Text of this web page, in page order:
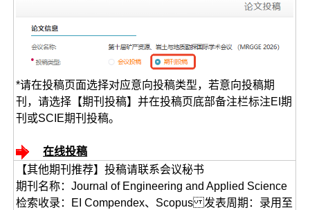
*请在投稿页面选择对应意向投稿类型，若意向投稿期
刊，请选择【期刊投稿】并在投稿页底部备注栏标注EI期
刊或SCIE期刊投稿。
在线投稿
【其他期刊推荐】投稿请联系会议秘书
期刊名称：Journal of Engineering and Applied Science
检索收录：EI Compendex、Scopus 发表周期：录用至